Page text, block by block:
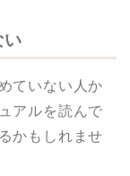
い
ていない人か
アルを読んで
かもしれませ